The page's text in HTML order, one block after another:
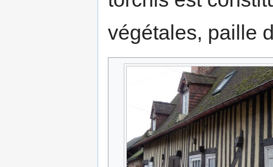
végétales, paille